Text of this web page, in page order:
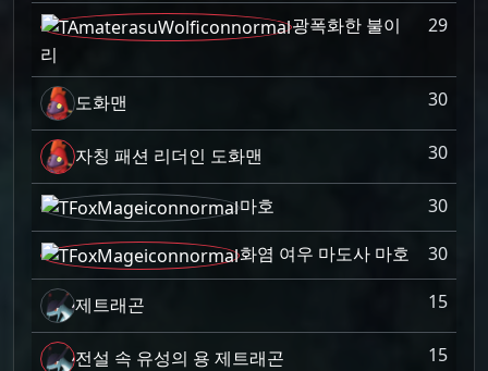
광폭화한 불이
리
29
도화맨 30
자칭 패션 리더인 도화맨 30
마호
30
화염 여우 마도사 마호
30
제트래곤 15
전설 속 유성의 용 제트래곤 15